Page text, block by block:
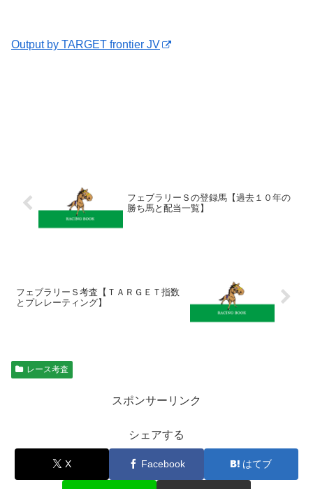
Output by TARGET frontier JV
フェブラリーＳの登録馬【過去１０年の
勝ち馬と配当一覧】
フェブラリーＳ考査【ＴＡＲＧＥＴ指数
とプレレーティング】
レース考査
スポンサーリンク
シェアする
X Facebook はてブ